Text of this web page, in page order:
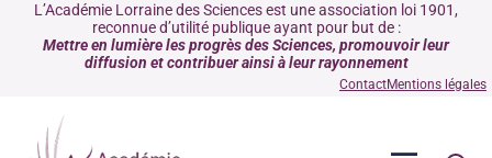
L’Académie Lorraine des Sciences est une association loi 1901,
reconnue d’utilité publique ayant pour but de :
Mettre en lumière les progrès des Sciences, promouvoir leur
diffusion et contribuer ainsi à leur rayonnement
ContactMentions légales